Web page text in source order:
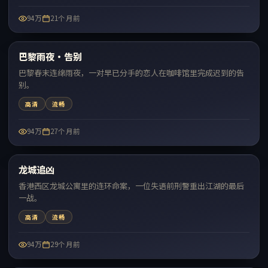
94万 21个月前
热门
巴黎雨夜·告别
巴黎春末连绵雨夜，一对早已分手的恋人在咖啡馆里完成迟到的告
别。
高清 流畅
94万 27个月前
热门
龙城追凶
香港西区龙城公寓里的连环命案，一位失语前刑警重出江湖的最后
一战。
高清 流畅
94万
29个月前